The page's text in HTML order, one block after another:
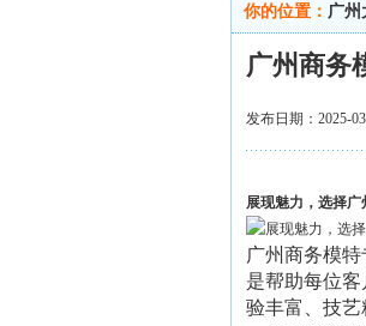
你的位置： 广州
广州商务
发布日期：2025-
展现魅力，选择
广州商务模
是帮助每位
验丰富、技艺